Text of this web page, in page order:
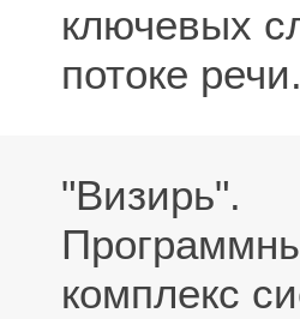
ключевых
потоке
"Визирь".
комплекс